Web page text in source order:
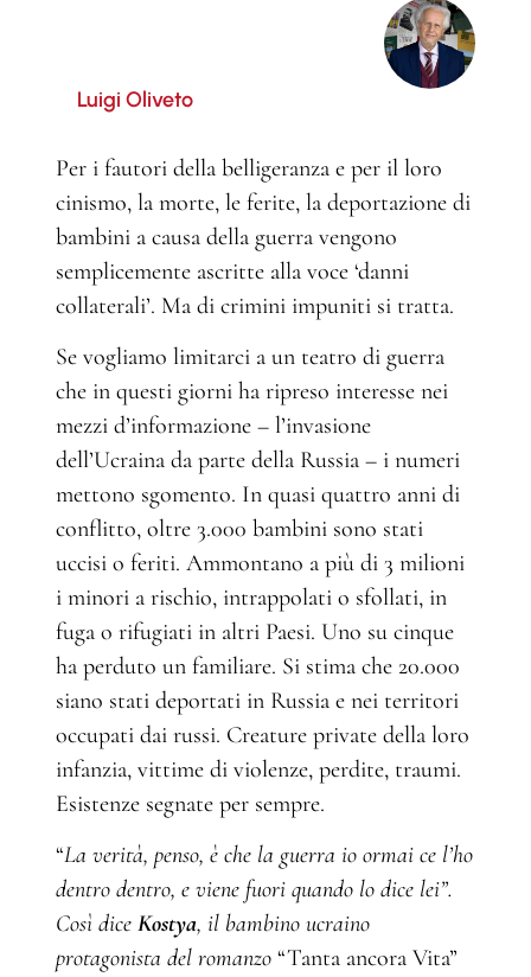
Luigi Oliveto
Per i fautori della belligeranza e per il loro
cinismo, la morte, le ferite, la deportazione di
bambini a causa della guerra vengono
semplicemente ascritte alla voce ‘danni
collaterali’. Ma di crimini impuniti si tratta.
Se vogliamo limitarci a un teatro di guerra
che in questi giorni ha ripreso interesse nei
mezzi d’informazione – l’invasione
dell’Ucraina da parte della Russia – i numeri
mettono sgomento. In quasi quattro anni di
conflitto, oltre 3.000 bambini sono stati
uccisi o feriti. Ammontano a più di 3 milioni
i minori a rischio, intrappolati o sfollati, in
fuga o rifugiati in altri Paesi. Uno su cinque
ha perduto un familiare. Si stima che 20.000
siano stati deportati in Russia e nei territori
occupati dai russi. Creature private della loro
infanzia, vittime di violenze, perdite, traumi.
Esistenze segnate per sempre.
“La verità, penso, è che la guerra io ormai ce l’ho
dentro dentro, e viene fuori quando lo dice lei”.
Così dice Kostya, il bambino ucraino
protagonista del romanzo “Tanta ancora Vita”